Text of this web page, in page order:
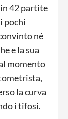
42 partite
pochi
né
e la sua
momento
la curva
i tifosi.